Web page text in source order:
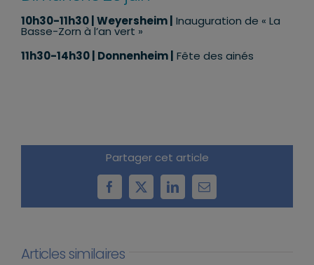
10h30-11h30 | Weyersheim | Inauguration de « La
Basse-Zorn à l’an vert »
11h30-14h30 | Donnenheim | Fête des ainés
Partager cet article
Facebook
X LinkedInEmail
Articles similaires